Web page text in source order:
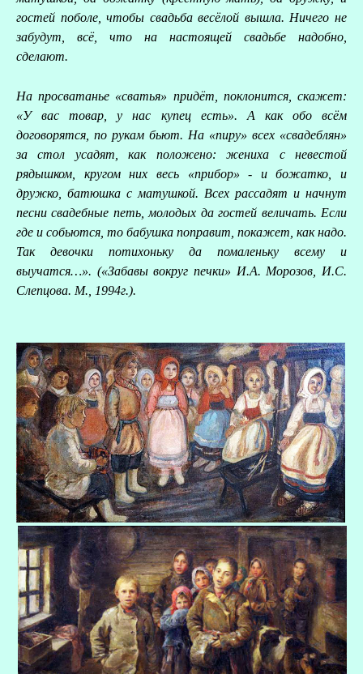
гостей поболе, чтобы свадьба весёлой вышла. Ничего не
забудут, всё, что на настоящей свадьбе надобно,
сделают.
На просватанье «сватья» придёт, поклонится, скажет:
«У вас товар, у нас купец есть». А как обо всём
договорятся, по рукам бьют. На «пиру» всех «свадеблян»
за стол усадят, как положено: жениха с невестой
рядышком, кругом них весь «прибор» - и божатко, и
дружко, батюшка с матушкой. Всех рассадят и начнут
песни свадебные петь, молодых да гостей величать. Если
где и собьются, то бабушка поправит, покажет, как надо.
Так девочки потихоньку да помаленьку всему и
выучатся…». («Забавы вокруг печки» И.А. Морозов, И.С.
Слепцова. М., 1994г.).